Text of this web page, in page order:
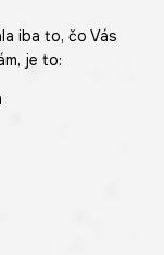
iba to, čo Vás
je to: